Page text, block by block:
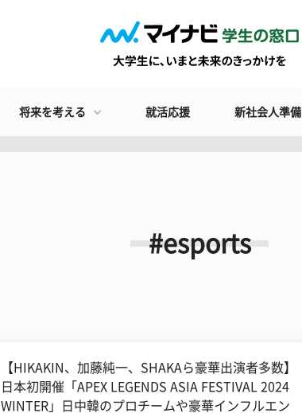
将来を考える 就活応援 新社会人準備
#esports
【HIKAKIN、加藤純一、SHAKAら豪華出演者多数】
日本初開催「APEX LEGENDS ASIA FESTIVAL 2024
WINTER」日中韓のプロチームや豪華インフルエン